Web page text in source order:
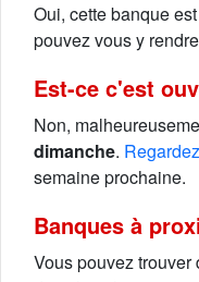
Oui, cette banque est
pouvez vous y rendre
Est-ce c'est
Non,
dimanche.
semaine prochaine.
Banques à
Vous pouvez